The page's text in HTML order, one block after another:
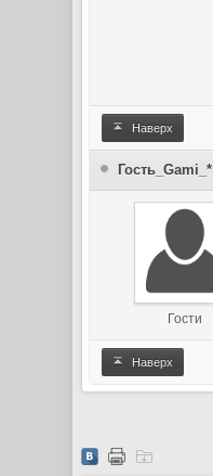
Наверх
Гость_Gami_*
Гости
Наверх